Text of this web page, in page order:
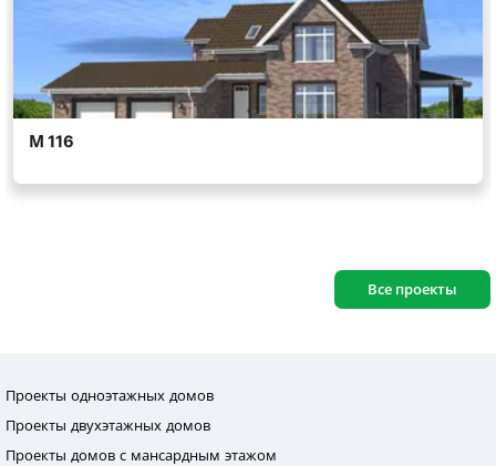
Все проекты
Проекты одноэтажных домов
Проекты двухэтажных домов
Проекты домов с мансардным этажом